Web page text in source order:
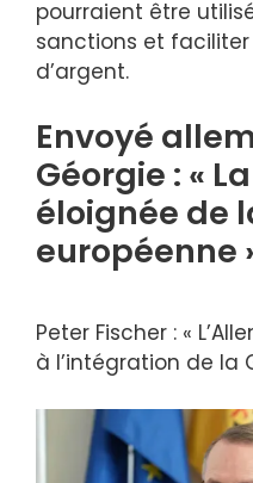
pourraient être
sanctions et
d’argent.
Envoyé
Géorgie : «
éloignée de
européenne
Peter Fischer : «
à l’intégration de la